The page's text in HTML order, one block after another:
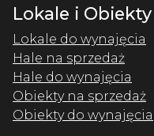
Lokale i Obiekty
Lokale do wynajęcia
Hale na sprzedaż
Hale do wynajęcia
Obiekty na sprzedaż
Obiekty do wynajęcia